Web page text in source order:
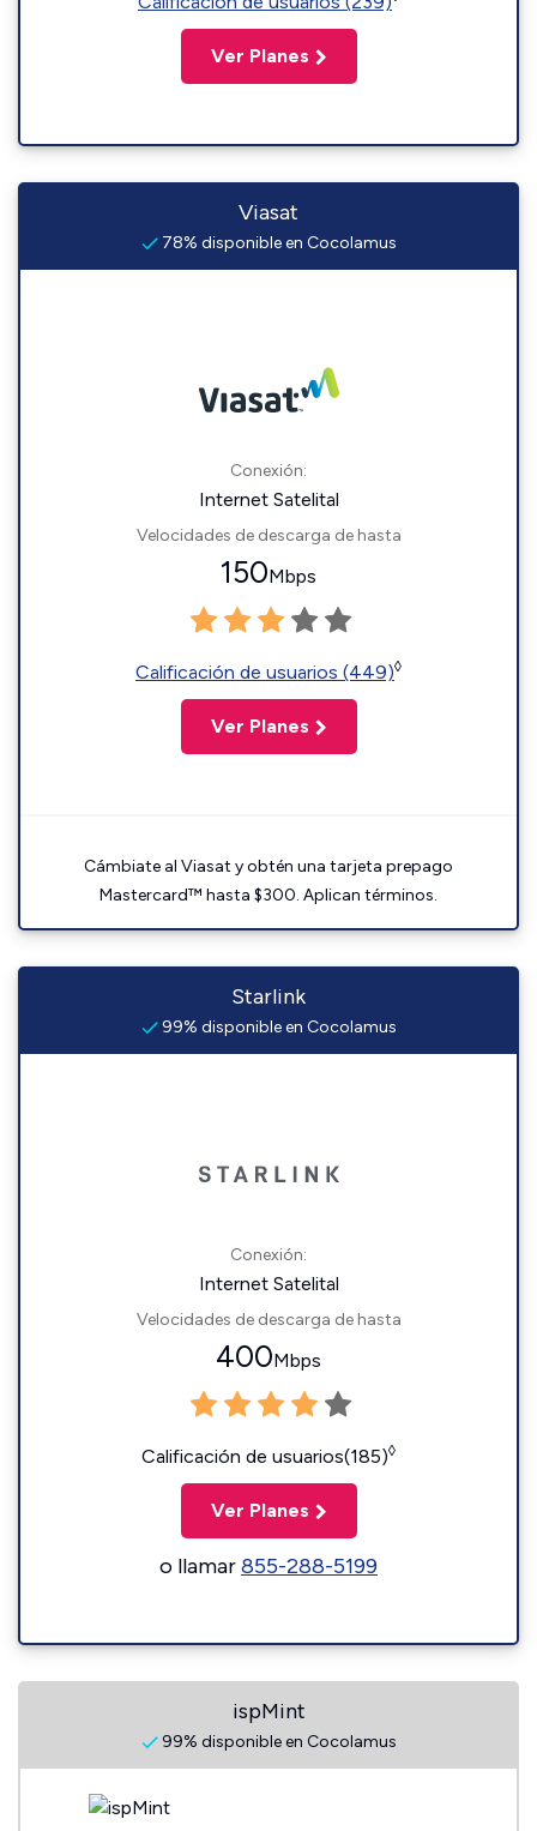
Ver Planes
Viasat
78% disponible en Cocolamus
Conexión:
Internet Satelital
Velocidades de descarga de hasta
150Mbps
Calificación de usuarios (449)◊
Ver Planes
Cámbiate al Viasat y obtén una tarjeta prepago
Mastercard™ hasta $300. Aplican términos.
Starlink
99% disponible en Cocolamus
Conexión:
Internet Satelital
Velocidades de descarga de hasta
400Mbps
Calificación de usuarios(185)◊
Ver Planes
o llamar855-288-5199
ispMint
99% disponible en Cocolamus